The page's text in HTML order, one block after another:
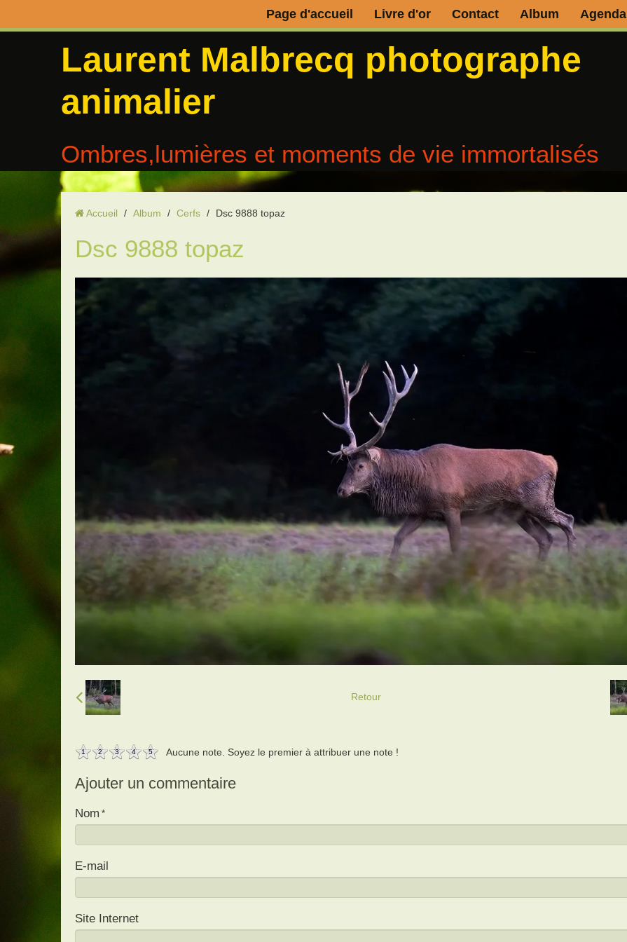
Page d'accueil Livre d'or Contact Album Agenda
Laurent Malbrecq photographe
animalier
Ombres,lumières et moments de vie immortalisés
Accueil / Album / Cerfs / Dsc 9888 topaz
Dsc 9888 topaz
Retour
1 2 3 4 5 Aucune note. Soyez le premier à attribuer une note !
Ajouter un commentaire
Nom
E-mail
Site Internet